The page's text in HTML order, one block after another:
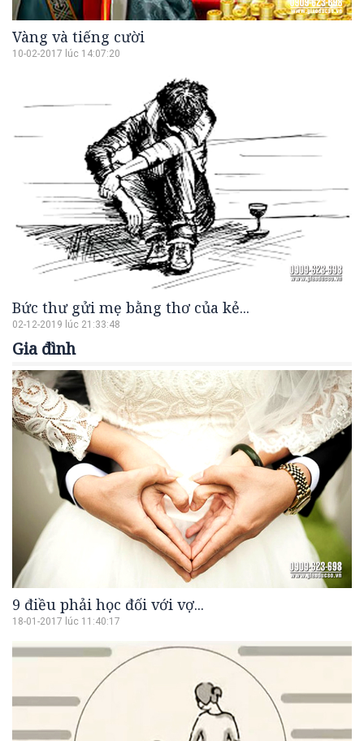
Vàng và tiếng cười
10-02-2017 lúc 14:07:20
Bức thư gửi mẹ bằng thơ của kẻ...
02-12-2019 lúc 21:33:48
Gia đình
9 điều phải học đối với vợ...
18-01-2017 lúc 11:40:17